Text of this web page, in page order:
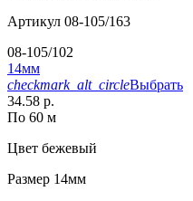
Артикул 08-105/163
08-105/102
14мм
checkmark_alt_circleВыбрать
34.58 р.
По 60 м
Цвет бежевый
Размер 14мм